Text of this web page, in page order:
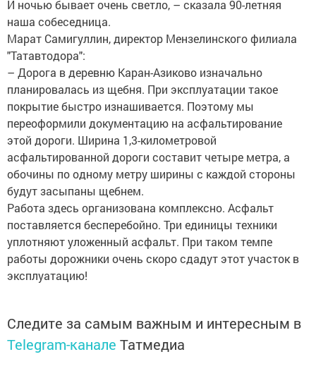
И ночью бывает очень светло, – сказала 90-летняя
наша собеседница.
Марат Самигуллин, директор Мензелинского филиала
"Татавтодора":
– Дорога в деревню Каран-Азиково изначально
планировалась из щебня. При эксплуатации такое
покрытие быстро изнашивается. Поэтому мы
переоформили документацию на асфальтирование
этой дороги. Ширина 1,3-километровой
асфальтированной дороги составит четыре метра, а
обочины по одному метру ширины с каждой стороны
будут засыпаны щебнем.
Работа здесь организована комплексно. Асфальт
поставляется бесперебойно. Три единицы техники
уплотняют уложенный асфальт. При таком темпе
работы дорожники очень скоро сдадут этот участок в
эксплуатацию!
Следите за самым важным и интересным в
Telegram-канале Татмедиа